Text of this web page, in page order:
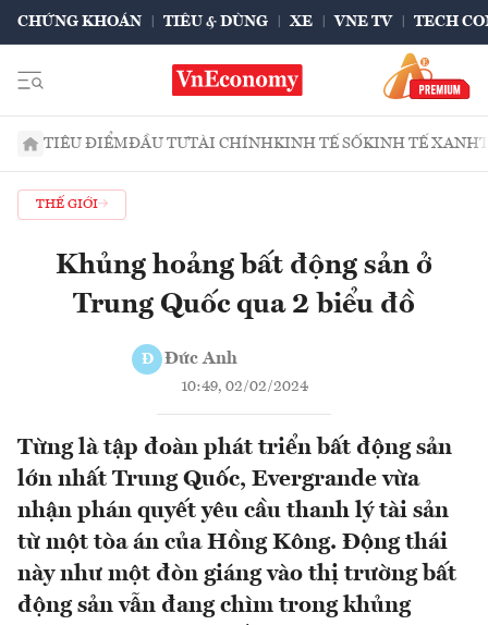
CHỨNG KHOÁN TIÊU & DÙNG XE VNE TV TECH
TIÊU ĐIỂMĐẦU TƯTÀI CHÍNHKINH TẾ SỐKINH TẾ XANH
THẾ GIỚI
Khủng hoảng bất động sản ở
Trung Quốc qua 2 biểu đồ
Đ Đức Anh
10:49, 02/02/2024
Từng là tập đoàn phát triển bất động sản
lớn nhất Trung Quốc, Evergrande vừa
nhận phán quyết yêu cầu thanh lý tài sản
từ một tòa án của Hồng Kông. Động thái
này như một đòn giáng vào thị trường bất
động sản vẫn đang chìm trong khủng